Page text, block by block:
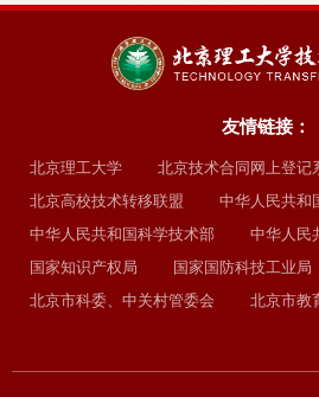
友情链接：
北京理工大学
北京技术合同网上登记
北京高校技术转移联盟
中华人民共和
中华人民共和国科学技术部
中华人民
国家知识产权局
国家国防科技工业局
北京市科委、中关村管委会
北京市教